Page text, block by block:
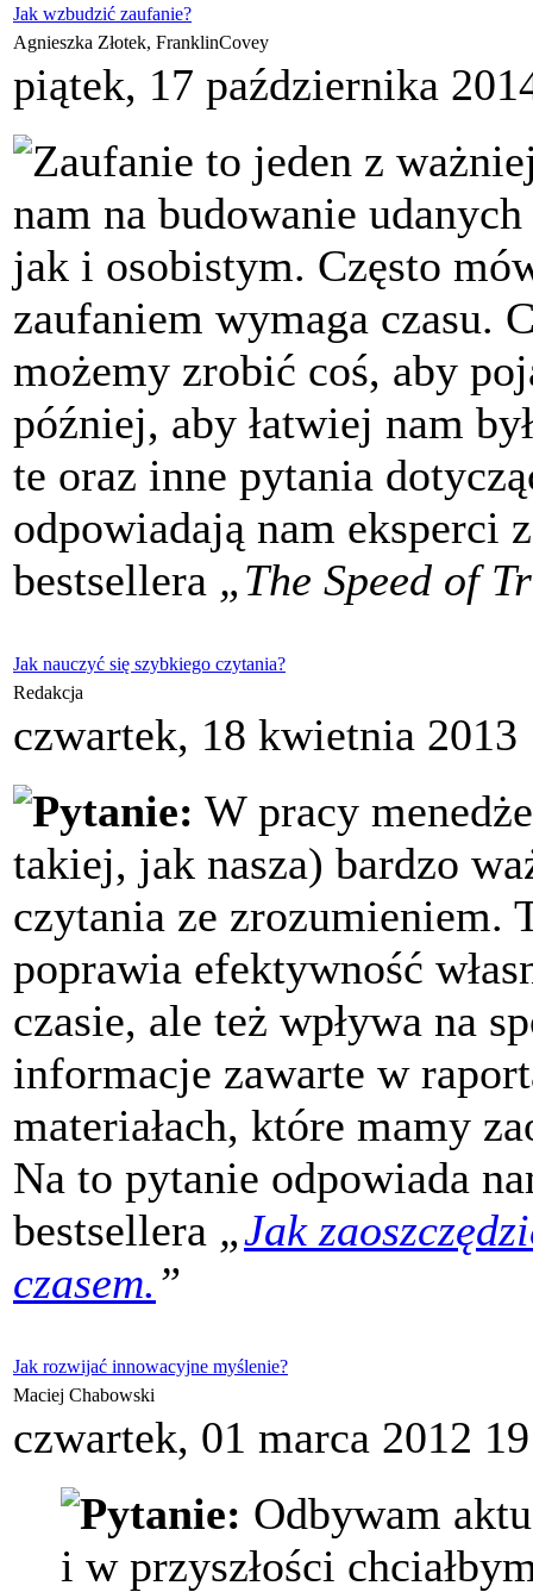
Jak wzbudzić zaufanie?
Agnieszka Złotek, FranklinCovey
piątek, 17 października
Zaufanie to jeden z
nam na budowanie
jak i osobistym. Często
zaufaniem wymaga czasu.
możemy zrobić coś, aby
później, aby łatwiej nam
te oraz inne pytania
odpowiadają nam eksperci
bestsellera „The Speed of
Jak nauczyć się szybkiego czytania?
Redakcja
czwartek, 18 kwietnia 2013
Pytanie: W pracy
takiej, jak nasza) bardzo
czytania ze zrozumieniem.
poprawia efektywność
czasie, ale też wpływa na
informacje zawarte w
materiałach, które mamy
Na to pytanie odpowiada
bestsellera „Jak
czasem. ”
Jak rozwijać innowacyjne myślenie?
Maciej Chabowski
czwartek, 01 marca 2012
Pytanie: Odbywam
i w przyszłości